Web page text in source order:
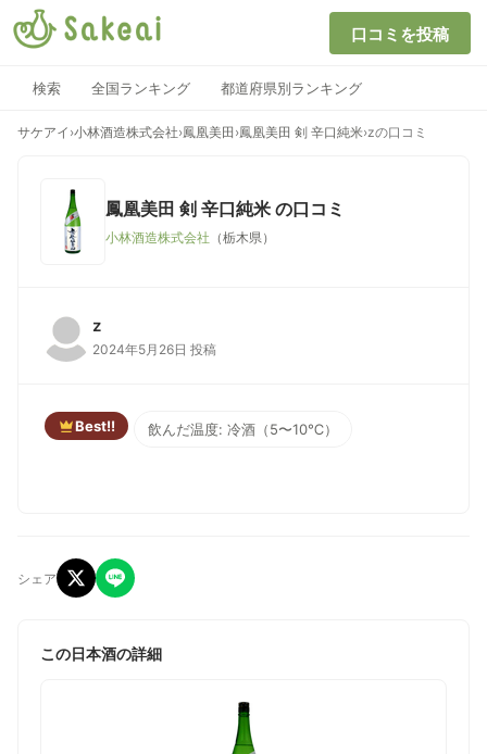
口コミを投稿
検索 全国ランキング 都道府県別ランキング
サケアイ ›小林酒造株式会社›鳳凰美田 ›鳳凰美田 剣 辛口純米›zの口コミ
鳳凰美田 剣 辛口純米 の口コミ
小林酒造株式会社 （栃木県）
z
2024年5月26日 投稿
Best!! 飲んだ温度: 冷酒（5〜10℃）
シェア
この日本酒の詳細